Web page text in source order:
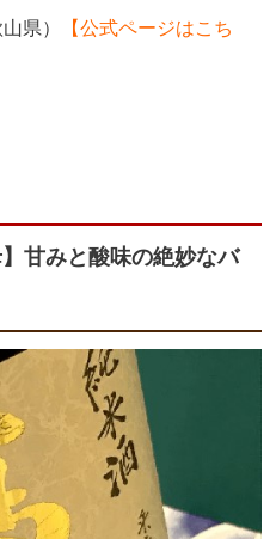
県）
【公式ページはこち
甘みと酸味の絶妙なバ